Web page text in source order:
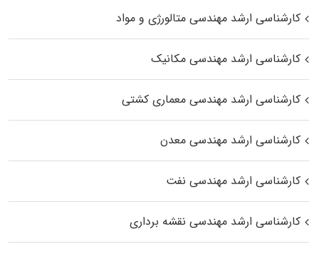
کارشناسی ارشد مهندسی متالورژی و مواد
کارشناسی ارشد مهندسی مکانیک
کارشناسی ارشد مهندسی معماری کشتی
کارشناسی ارشد مهندسی معدن
کارشناسی ارشد مهندسی نفت
کارشناسی ارشد مهندسی نقشه برداری